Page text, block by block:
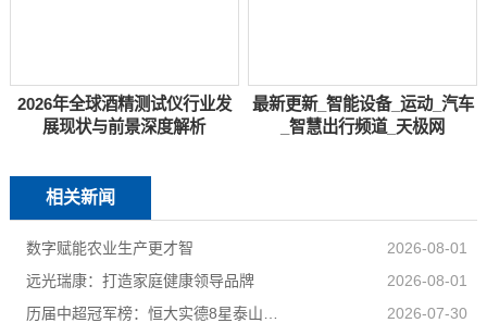
2026年全球酒精测试仪行业发
展现状与前景深度解析
最新更新_智能设备_运动_汽车
_智慧出行频道_天极网
相关新闻
数字赋能农业生产更才智
2026-08-01
远光瑞康：打造家庭健康领导品牌
2026-08-01
2026-07-30